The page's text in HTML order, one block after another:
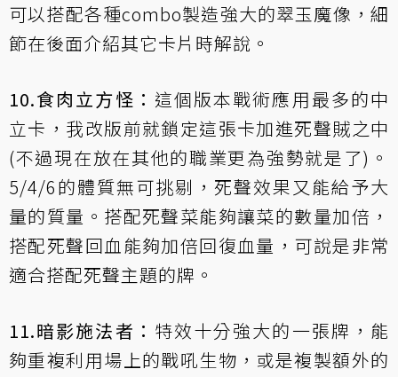
可以搭配各種combo製造強大的翠玉魔像，細
節在後面介紹其它卡片時解說。
10.食肉立方怪： 這個版本戰術應用最多的中
立卡，我改版前就鎖定這張卡加進死聲賊之中
(不過現在放在其他的職業更為強勢就是了)。
5/4/6的體質無可挑剔，死聲效果又能給予大
量的質量。搭配死聲菜能夠讓菜的數量加倍，
搭配死聲回血能夠加倍回復血量，可說是非常
適合搭配死聲主題的牌。
11.暗影施法者： 特效十分強大的一張牌，能
夠重複利用場上的戰吼生物，或是複製額外的